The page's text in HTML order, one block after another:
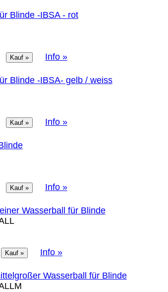
Blinde -IBSA - rot
Info »
Blinde -IBSA- gelb / weiss
Info »
Info »
Wasserball für Blinde
Info »
Wasserball für Blinde